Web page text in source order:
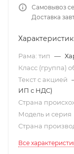
Самовывоз
Доставка
Рама: тип —
Класс (группа)
Текст с акцией
ИП с НДС)
Страна
Модель и серия
Страна
Все